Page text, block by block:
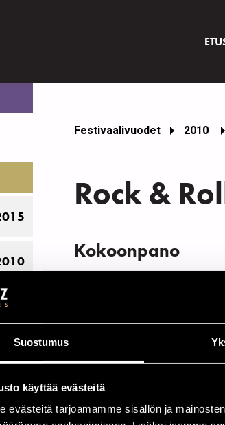
Suostumus
käyttää evästeitä
evästeitä tarjoamamme sisällön ja
2005
Festivaalivuodet 2010
Rock &
Kokoonpano